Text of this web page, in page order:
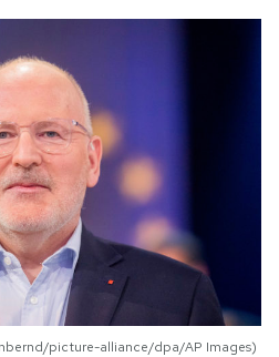
picture-alliance/dpa/AP Images)